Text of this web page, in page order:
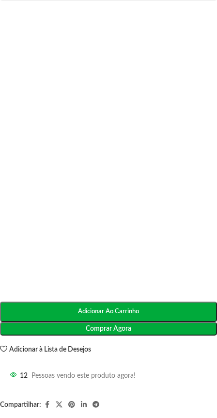
Adicionar Ao Carrinho
Comprar Agora
Adicionar à Lista de Desejos
12 Pessoas vendo este produto agora!
Compartilhar: